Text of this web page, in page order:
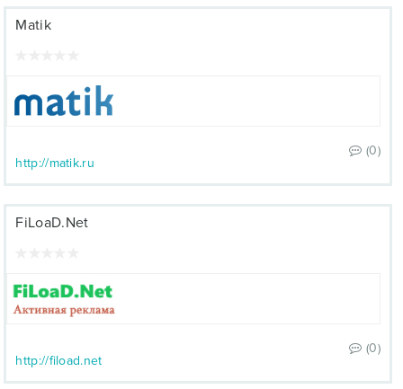
Matik
(0)
http://matik.ru
FiLoaD.Net
(0)
http://fiload.net